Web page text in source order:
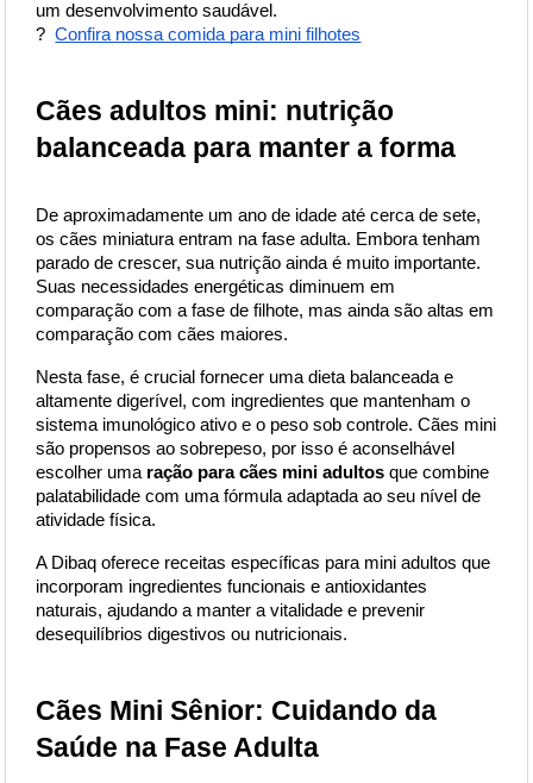
um desenvolvimento saudável.
? Confira nossa comida para mini filhotes
Cães adultos mini: nutrição
balanceada para manter a forma
De aproximadamente um ano de idade até cerca de sete,
os cães miniatura entram na fase adulta. Embora tenham
parado de crescer, sua nutrição ainda é muito importante.
Suas necessidades energéticas diminuem em
comparação com a fase de filhote, mas ainda são altas em
comparação com cães maiores.
Nesta fase, é crucial fornecer uma dieta balanceada e
altamente digerível, com ingredientes que mantenham o
sistema imunológico ativo e o peso sob controle. Cães mini
são propensos ao sobrepeso, por isso é aconselhável
escolher uma ração para cães mini adultos que combine
palatabilidade com uma fórmula adaptada ao seu nível de
atividade física.
A Dibaq oferece receitas específicas para mini adultos que
incorporam ingredientes funcionais e antioxidantes
naturais, ajudando a manter a vitalidade e prevenir
desequilíbrios digestivos ou nutricionais.
Cães Mini Sênior: Cuidando da
Saúde na Fase Adulta